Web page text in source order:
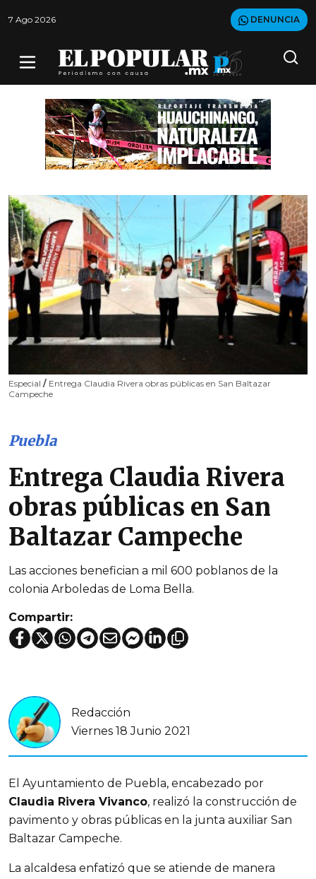
7 Ago 2026 DENUNCIA
Especial / Entrega Claudia Rivera obras públicas en San Baltazar
Campeche
Puebla
Entrega Claudia Rivera
obras públicas en San
Baltazar Campeche
Las acciones benefician a mil 600 poblanos de la
colonia Arboledas de Loma Bella.
Compartir:
Redacción
Viernes 18 Junio 2021
El Ayuntamiento de Puebla, encabezado por
Claudia Rivera Vivanco, realizó la construcción de
pavimento y obras públicas en la junta auxiliar San
Baltazar Campeche.
La alcaldesa enfatizó que se atiende de manera